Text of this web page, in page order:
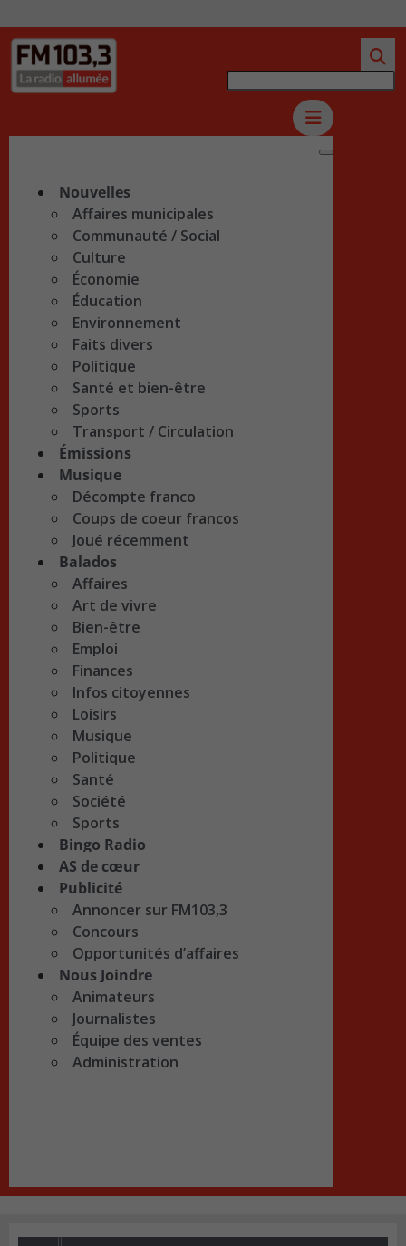
Nouvelles
Affaires municipales
Communauté / Social
Culture
Économie
Éducation
Environnement
Faits divers
Politique
Santé et bien-être
Sports
Transport / Circulation
Émissions
Musique
Décompte franco
Coups de coeur francos
Joué récemment
Balados
Affaires
Art de vivre
Bien-être
Emploi
Finances
Infos citoyennes
Loisirs
Musique
Politique
Santé
Société
Sports
Bingo Radio
AS de cœur
Publicité
Annoncer sur FM103,3
Concours
Opportunités d’affaires
Nous Joindre
Animateurs
Journalistes
Équipe des ventes
Administration